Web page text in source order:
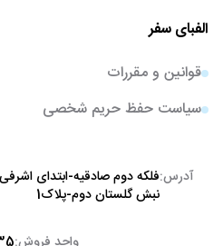
الفبای سفر
قوانین و مقررات
سیاست حفظ حریم شخصی
آدرس:فلکه دوم صادقیه-ابتدای
نبش گلستان دوم-پلاک1